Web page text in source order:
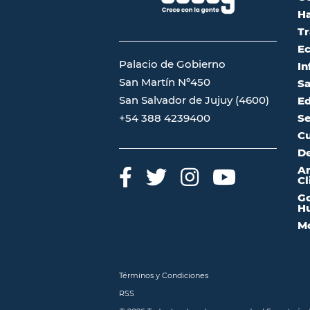
Palacio de Gobierno
San Martín Nº450
San Salvador de Jujuy (4600)
+54 388 4239400
Términos y Condiciones
RSS